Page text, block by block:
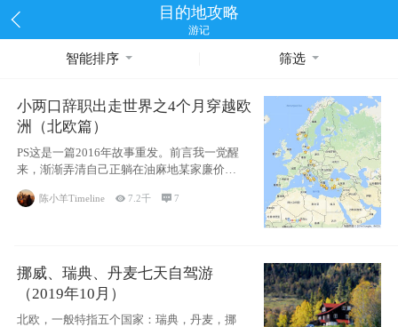
目的地攻略
游记
智能排序 筛选
小两口辞职出走世界之4个月穿越欧
洲（北欧篇）
PS这是一篇2016年故事重发。前言我一觉醒
来，渐渐弄清自己正躺在油麻地某家廉价宾
馆
陈小羊Timeline 7.2千 7
挪威、瑞典、丹麦七天自驾游
（2019年10月）
北欧，一般特指五个国家：瑞典，丹麦，挪